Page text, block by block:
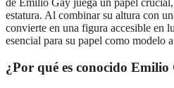
estatura. Al combinar su altura con
convierte en una figura accesible en
esencial para su papel como modelo
¿Por qué es conocido Emilio